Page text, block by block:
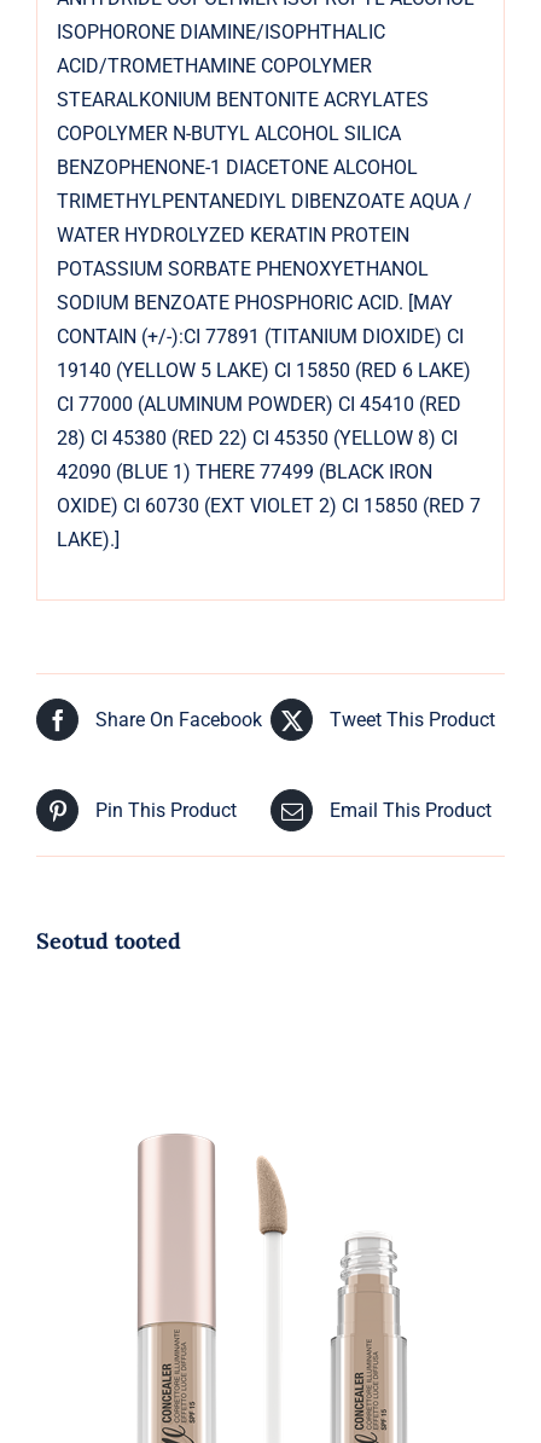
ISOPHORONE DIAMINE/ISOPHTHALIC
ACID/TROMETHAMINE COPOLYMER
STEARALKONIUM BENTONITE ACRYLATES
COPOLYMER N-BUTYL ALCOHOL SILICA
BENZOPHENONE-1 DIACETONE ALCOHOL
TRIMETHYLPENTANEDIYL DIBENZOATE AQUA /
WATER HYDROLYZED KERATIN PROTEIN
POTASSIUM SORBATE PHENOXYETHANOL
SODIUM BENZOATE PHOSPHORIC ACID. [MAY
CONTAIN (+/-):CI 77891 (TITANIUM DIOXIDE) CI
19140 (YELLOW 5 LAKE) CI 15850 (RED 6 LAKE)
CI 77000 (ALUMINUM POWDER) CI 45410 (RED
28) CI 45380 (RED 22) CI 45350 (YELLOW 8) CI
42090 (BLUE 1) THERE 77499 (BLACK IRON
OXIDE) CI 60730 (EXT VIOLET 2) CI 15850 (RED 7
LAKE).]
Share On Facebook Tweet This Product
Pin This Product Email This Product
Seotud tooted